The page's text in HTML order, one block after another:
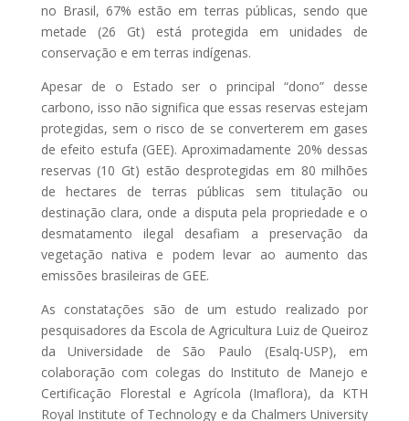
no Brasil, 67% estão em terras públicas, sendo que
metade (26 Gt) está protegida em unidades de
conservação e em terras indígenas.
Apesar de o Estado ser o principal “dono” desse
carbono, isso não significa que essas reservas estejam
protegidas, sem o risco de se converterem em gases
de efeito estufa (GEE). Aproximadamente 20% dessas
reservas (10 Gt) estão desprotegidas em 80 milhões
de hectares de terras públicas sem titulação ou
destinação clara, onde a disputa pela propriedade e o
desmatamento ilegal desafiam a preservação da
vegetação nativa e podem levar ao aumento das
emissões brasileiras de GEE.
As constatações são de um estudo realizado por
pesquisadores da Escola de Agricultura Luiz de Queiroz
da Universidade de São Paulo (Esalq-USP), em
colaboração com colegas do Instituto de Manejo e
Certificação Florestal e Agrícola (Imaflora), da KTH
Royal Institute of Technology e da Chalmers University